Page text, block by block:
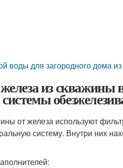
воды для загородного дома
из скважины
от железа используют
систему. Внутри них